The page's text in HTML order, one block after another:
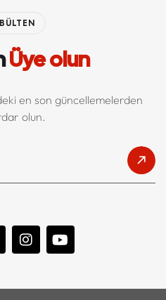
Üye olun
en son güncellemelerden
olun.